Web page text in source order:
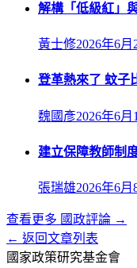
解構「低級紅」
黃士修2026年6月
登革熱來了 蚊子
魏國彥2026年6月
建立保障教師制
張瑞雄2026年6月
查看更多 國政評論 →
← 返回文章列表
國家政策研究基金會